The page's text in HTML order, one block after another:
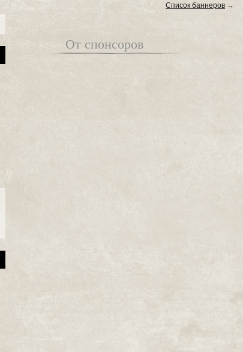
Список баннеров →
От спонсоров